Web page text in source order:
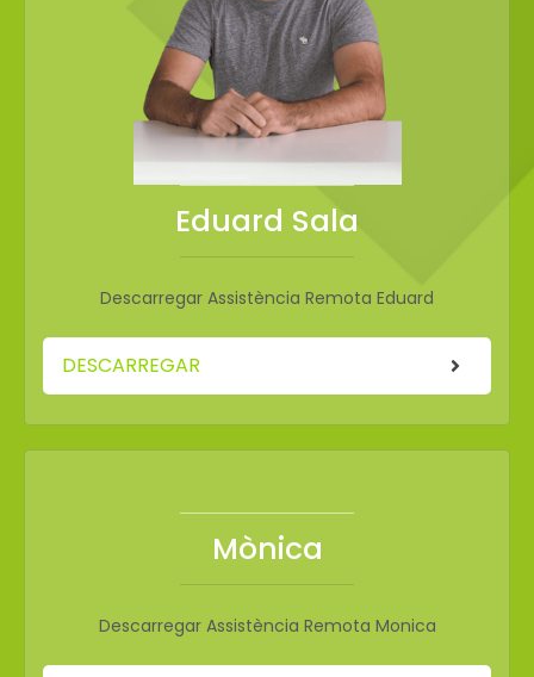
Eduard Sala
Descarregar Assistència Remota Eduard
DESCARREGAR
Mònica
Descarregar Assistència Remota Monica